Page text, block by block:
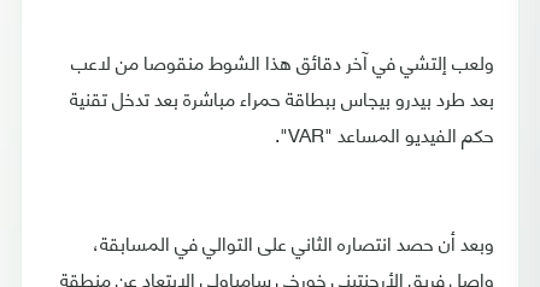
ولعب إلتشي في آخر دقائق هذا الشوط منقوصا من لاعب
بعد طرد بيدرو بيجاس ببطاقة حمراء مباشرة بعد تدخل تقنية
حكم الفيديو المساعد "VAR".
وبعد أن حصد انتصاره الثاني على التوالي في المسابقة،
واصل فريق الأرجنتيني خورخي سامباولي الابتعاد عن منطقة